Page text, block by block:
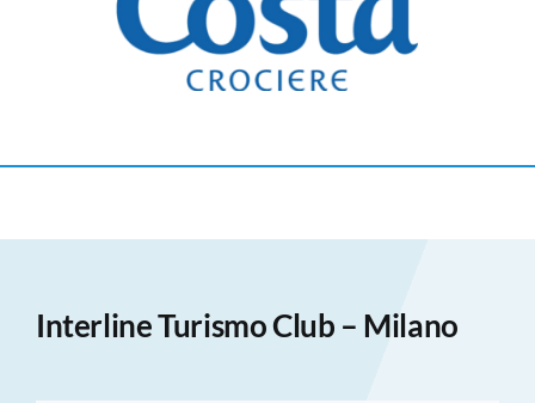
Interline Turismo Club – Milano